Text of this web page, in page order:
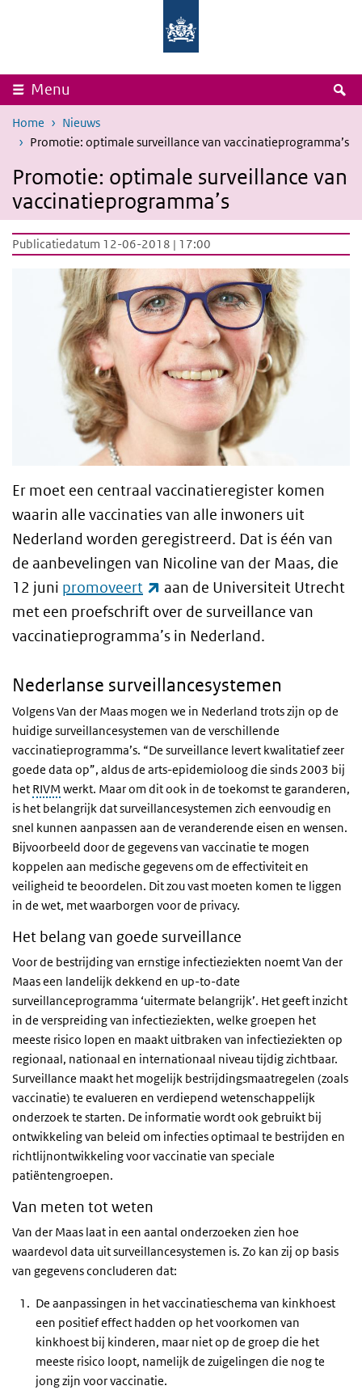
Overslaan en naar de inhoud gaan
Menu
Home
Nieuws
Promotie: optimale surveillance van vaccinatieprogramma’s
Promotie: optimale surveillance van
vaccinatieprogramma’s
Publicatiedatum 12-06-2018 | 17:00
Er moet een centraal vaccinatieregister komen
waarin alle vaccinaties van alle inwoners uit
Nederland worden geregistreerd. Dat is één van
de aanbevelingen van Nicoline van der Maas, die
12 juni promoveert (externe link)
aan de Universiteit Utrecht
met een proefschrift over de surveillance van
vaccinatieprogramma’s in Nederland.
Nederlanse surveillancesystemen
Volgens Van der Maas mogen we in Nederland trots zijn op de
huidige surveillancesystemen van de verschillende
vaccinatieprogramma’s. “De surveillance levert kwalitatief zeer
goede data op”, aldus de arts-epidemioloog die sinds 2003 bij
het RIVM werkt. Maar om dit ook in de toekomst te garanderen,
is het belangrijk dat surveillancesystemen zich eenvoudig en
snel kunnen aanpassen aan de veranderende eisen en wensen.
Bijvoorbeeld door de gegevens van vaccinatie te mogen
koppelen aan medische gegevens om de effectiviteit en
veiligheid te beoordelen. Dit zou vast moeten komen te liggen
in de wet, met waarborgen voor de privacy.
Het belang van goede surveillance
Voor de bestrijding van ernstige infectieziekten noemt Van der
Maas een landelijk dekkend en up-to-date
surveillanceprogramma ‘uitermate belangrijk’. Het geeft inzicht
in de verspreiding van infectieziekten, welke groepen het
meeste risico lopen en maakt uitbraken van infectieziekten op
regionaal, nationaal en internationaal niveau tijdig zichtbaar.
Surveillance maakt het mogelijk bestrijdingsmaatregelen (zoals
vaccinatie) te evalueren en verdiepend wetenschappelijk
onderzoek te starten. De informatie wordt ook gebruikt bij
ontwikkeling van beleid om infecties optimaal te bestrijden en
richtlijnontwikkeling voor vaccinatie van speciale
patiëntengroepen.
Van meten tot weten
Van der Maas laat in een aantal onderzoeken zien hoe
waardevol data uit surveillancesystemen is. Zo kan zij op basis
van gegevens concluderen dat:
De aanpassingen in het vaccinatieschema van kinkhoest
een positief effect hadden op het voorkomen van
kinkhoest bij kinderen, maar niet op de groep die het
meeste risico loopt, namelijk de zuigelingen die nog te
jong zijn voor vaccinatie.